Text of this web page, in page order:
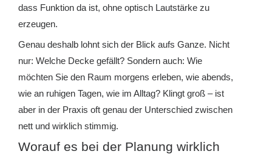
dass Funktion da ist, ohne optisch Lautstärke zu
erzeugen.
Genau deshalb lohnt sich der Blick aufs Ganze. Nicht
nur: Welche Decke gefällt? Sondern auch: Wie
möchten Sie den Raum morgens erleben, wie abends,
wie an ruhigen Tagen, wie im Alltag? Klingt groß – ist
aber in der Praxis oft genau der Unterschied zwischen
nett und wirklich stimmig.
Worauf es bei der Planung wirklich